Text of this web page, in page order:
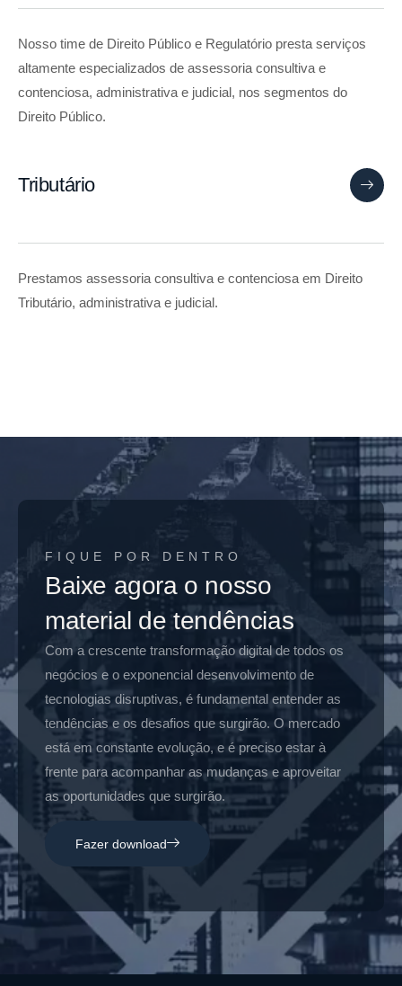
Nosso time de Direito Público e Regulatório presta serviços
altamente especializados de assessoria consultiva e
contenciosa, administrativa e judicial, nos segmentos do
Direito Público.
Tributário
Prestamos assessoria consultiva e contenciosa em Direito
Tributário, administrativa e judicial.
FIQUE POR DENTRO
Baixe agora o nosso
material de tendências
Com a crescente transformação digital de todos os
negócios e o exponencial desenvolvimento de
tecnologias disruptivas, é fundamental entender as
tendências e os desafios que surgirão. O mercado
está em constante evolução, e é preciso estar à
frente para acompanhar as mudanças e aproveitar
as oportunidades que surgirão.
Fazer download